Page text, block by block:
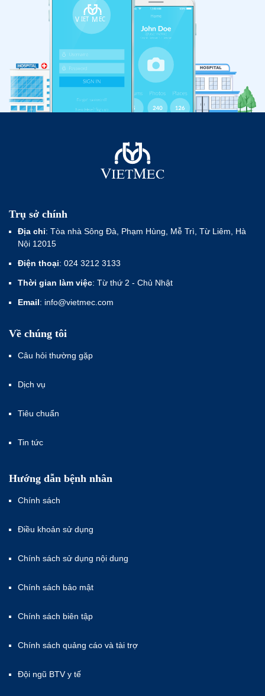
Trụ sở chính
Địa chỉ: Tòa nhà Sông Đà, Phạm Hùng, Mễ Trì, Từ Liêm, Hà
Nội 12015
Điện thoại: 024 3212 3133
Thời gian làm việc: Từ thứ 2 - Chủ Nhật
Email: info@vietmec.com
Về chúng tôi
Câu hỏi thường gặp
Dịch vụ
Tiêu chuẩn
Tin tức
Hướng dẫn bệnh nhân
Chính sách
Điều khoản sử dụng
Chính sách sử dụng nội dung
Chính sách bảo mật
Chính sách biên tập
Chính sách quảng cáo và tài trợ
Đội ngũ BTV y tế